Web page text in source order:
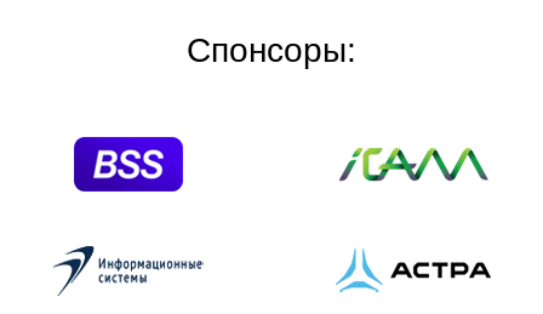
Спонсоры: